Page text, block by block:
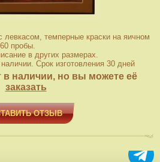
левкасом, темперные краски на яичном
пробы.
в других размерах.
Срок изготовления 30 дней
в наличии, но вы можете её
заказать
ОТЗЫВ